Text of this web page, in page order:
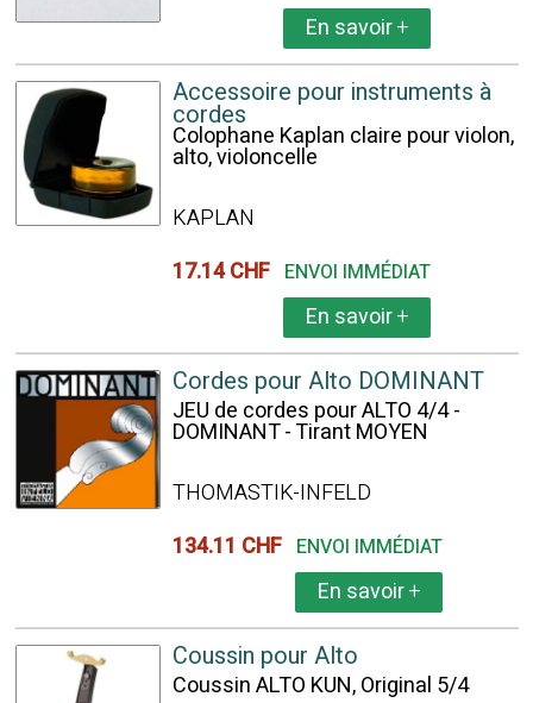
En savoir+
Accessoire pour instruments à
cordes
Colophane Kaplan claire pour violon,
alto, violoncelle
KAPLAN
17.14 CHF ENVOI IMMÉDIAT
En savoir+
Cordes pour Alto DOMINANT
JEU de cordes pour ALTO 4/4 -
DOMINANT - Tirant MOYEN
THOMASTIK-INFELD
134.11 CHF ENVOI IMMÉDIAT
En savoir+
Coussin pour Alto
Coussin ALTO KUN, Original 5/4